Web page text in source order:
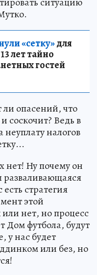
«сетку»для
лет тайно
гостей
опасений, что
соскочит? Ведь в
налогов
нет! Ну почему он
разваливающаяся
стратегия
этой
нет, но процесс
Дом футбола, будут
у нас будет
или без, но